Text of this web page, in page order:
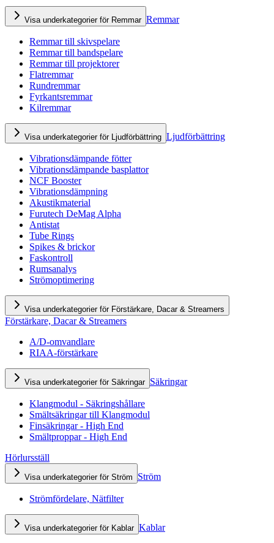
Visa underkategorier för Remmar Remmar
Remmar till skivspelare
Remmar till bandspelare
Remmar till projektorer
Flatremmar
Rundremmar
Fyrkantsremmar
Kilremmar
Visa underkategorier för Ljudförbättring Ljudförbättring
Vibrationsdämpande fötter
Vibrationsdämpande basplattor
NCF Booster
Vibrationsdämpning
Akustikmaterial
Furutech DeMag Alpha
Antistat
Tube Rings
Spikes & brickor
Faskontroll
Rumsanalys
Strömoptimering
Visa underkategorier för Förstärkare, Dacar & Streamers
Förstärkare, Dacar & Streamers
A/D-omvandlare
RIAA-förstärkare
Visa underkategorier för Säkringar Säkringar
Klangmodul - Säkringshållare
Smältsäkringar till Klangmodul
Finsäkringar - High End
Smältproppar - High End
Hörlursställ
Visa underkategorier för Ström Ström
Strömfördelare, Nätfilter
Visa underkategorier för Kablar Kablar